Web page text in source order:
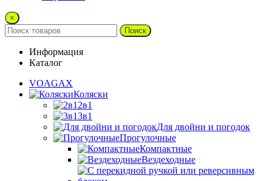
×
Поиск
Информация
Каталог
VOAGAX
Коляски
2в1
3в1
Для двойни и погодок
Прогулочные
Компактные
Вездеходные